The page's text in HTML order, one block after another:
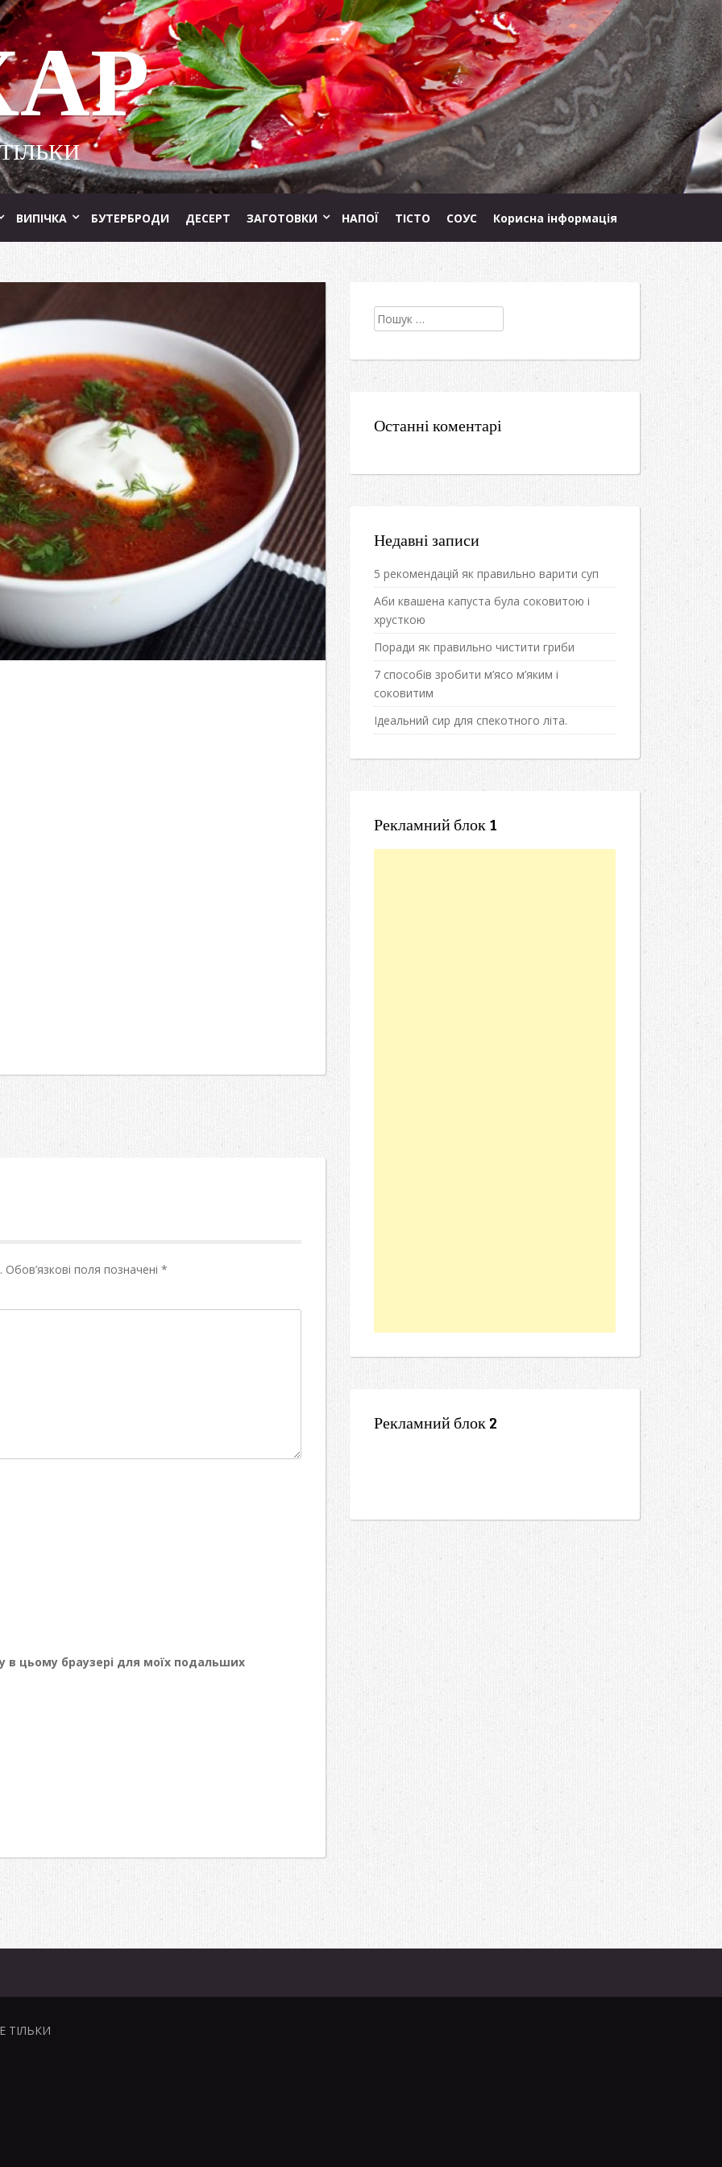
ВИПІЧКА БУТЕРБРОДИ ДЕСЕРТ ЗАГОТОВКИ НАПОЇ ТІСТО СОУС Корисна інформація
Обов’язкові поля позначені *
в цьому браузері для моїх подальших
Пошук:
Останні коментарі
Недавні записи
5 рекомендацій як правильно варити суп
Аби квашена капуста була соковитою і
хрусткою
Поради як правильно чистити гриби
7 способів зробити м’ясо м’яким і
соковитим
Ідеальний сир для спекотного літа.
Рекламний блок 1
Рекламний блок 2
ТІЛЬКИ